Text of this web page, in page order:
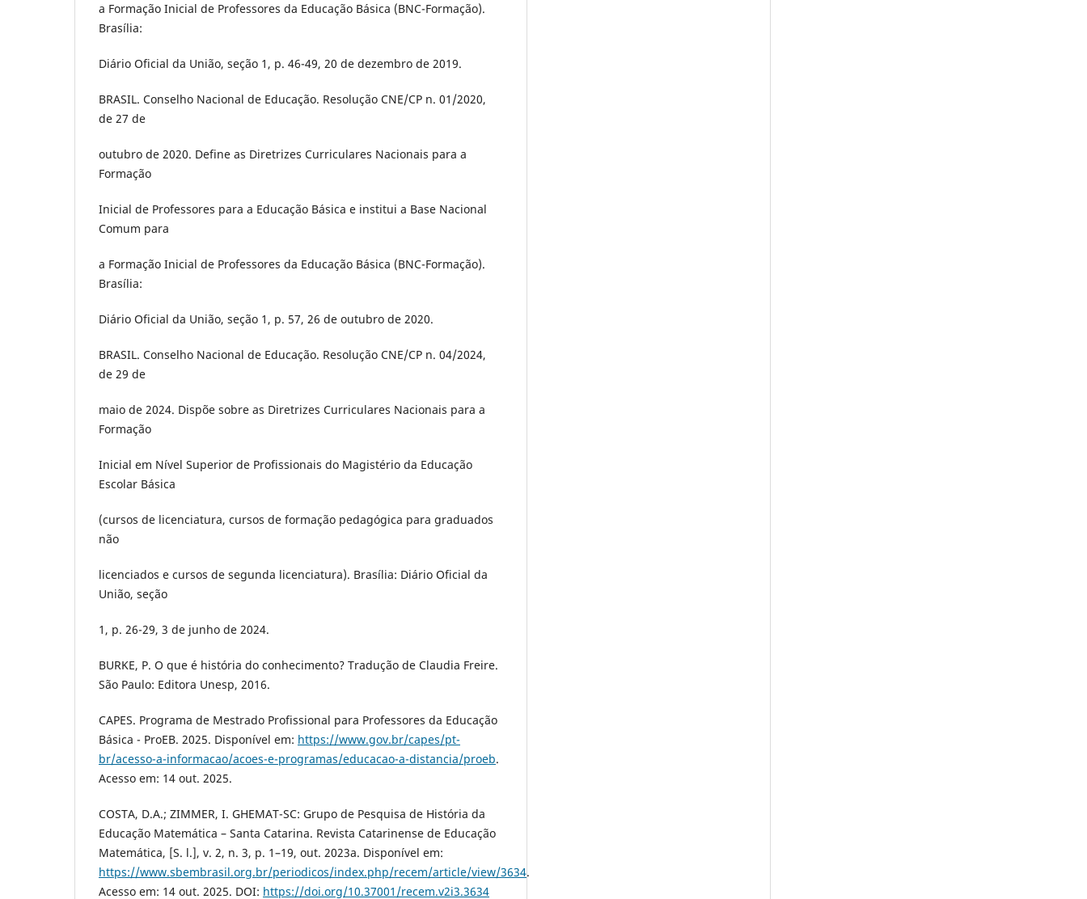
a Formação Inicial de Professores da Educação Básica (BNC-Formação).
Brasília:
Diário Oficial da União, seção 1, p. 46-49, 20 de dezembro de 2019.
BRASIL. Conselho Nacional de Educação. Resolução CNE/CP n. 01/2020,
de 27 de
outubro de 2020. Define as Diretrizes Curriculares Nacionais para a
Formação
Inicial de Professores para a Educação Básica e institui a Base Nacional
Comum para
a Formação Inicial de Professores da Educação Básica (BNC-Formação).
Brasília:
Diário Oficial da União, seção 1, p. 57, 26 de outubro de 2020.
BRASIL. Conselho Nacional de Educação. Resolução CNE/CP n. 04/2024,
de 29 de
maio de 2024. Dispõe sobre as Diretrizes Curriculares Nacionais para a
Formação
Inicial em Nível Superior de Profissionais do Magistério da Educação
Escolar Básica
(cursos de licenciatura, cursos de formação pedagógica para graduados
não
licenciados e cursos de segunda licenciatura). Brasília: Diário Oficial da
União, seção
1, p. 26-29, 3 de junho de 2024.
BURKE, P. O que é história do conhecimento? Tradução de Claudia Freire.
São Paulo: Editora Unesp, 2016.
CAPES. Programa de Mestrado Profissional para Professores da Educação
Básica - ProEB. 2025. Disponível em: https://www.gov.br/capes/pt-
br/acesso-a-informacao/acoes-e-programas/educacao-a-distancia/proeb.
Acesso em: 14 out. 2025.
COSTA, D.A.; ZIMMER, I. GHEMAT-SC: Grupo de Pesquisa de História da
Educação Matemática – Santa Catarina. Revista Catarinense de Educação
Matemática, [S. l.], v. 2, n. 3, p. 1–19, out. 2023a. Disponível em:
https://www.sbembrasil.org.br/periodicos/index.php/recem/article/view/3634.
Acesso em: 14 out. 2025. DOI: https://doi.org/10.37001/recem.v2i3.3634